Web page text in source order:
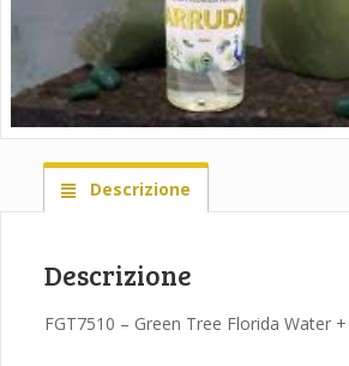
Descrizione
Descrizione
FGT7510 – Green Tree Florida Water